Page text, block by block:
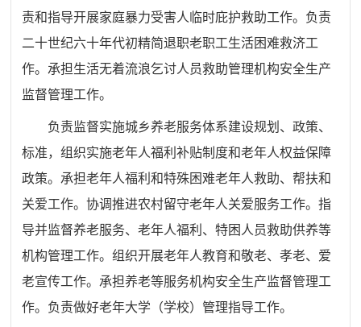
责和指导开展家庭暴力受害人临时庇护救助工作。负责
二十世纪六十年代初精简退职老职工生活困难救济工
作。承担生活无着流浪乞讨人员救助管理机构安全生产
监督管理工作。
负责监督实施城乡养老服务体系建设规划、政策、
标准，组织实施老年人福利补贴制度和老年人权益保障
政策。承担老年人福利和特殊困难老年人救助、帮扶和
关爱工作。协调推进农村留守老年人关爱服务工作。指
导并监督养老服务、老年人福利、特困人员救助供养等
机构管理工作。组织开展老年人教育和敬老、孝老、爱
老宣传工作。 承担养老等服务机构安全生产监督管理工
作。 负责做好老年大学（学校）管理指导工作。